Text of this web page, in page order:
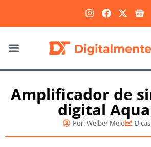
Amplificador de
digital
Por:Welber Melo